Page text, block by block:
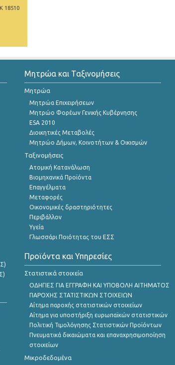
18510
Μητρώα και Ταξινομήσεις
Μητρώα
Μητρώα Επιχειρήσεων
Μητρώο Φορέων Γενικής Κυβέρνησης
ESA 2010
Διοικητικές Μεταβολές
Μητρώο Δήμων, Κοινοτήτων & Οικισμών
Ταξινομήσεις
Ατομική Κατανάλωση
Βιομηχανικά Προϊόντα
Επαγγέλματα
Μεταφορές
Οικονομικές δραστηριότητες
Περιβάλλον
Υγεία
Γλωσσάρι Ποιότητας του ΕΣΣ
Προϊόντα και Υπηρεσίες
Στατιστικά στοιχεία
ΟΔΗΓΙΕΣ ΓΙΑ ΕΓΓΡΑΦΗ ΚΑΙ ΥΠΟΒΟΛΗ ΑΙΤΗΜΑΤΟΣ
ΠΑΡΟΧΗΣ ΣΤΑΤΙΣΤΙΚΩΝ ΣΤΟΙΧΕΙΩΝ
Αίτημα παροχής στατιστικών στοιχείων
Αίτημα για υποστήριξη ευρωπαϊκών στατιστικών
Πολιτική Τιμολόγησης Στατιστικών Προϊόντων
Πνευματικά δικαιώματα και επαναχρησιμοποίηση
στοιχείων
Μικροδεδομένα